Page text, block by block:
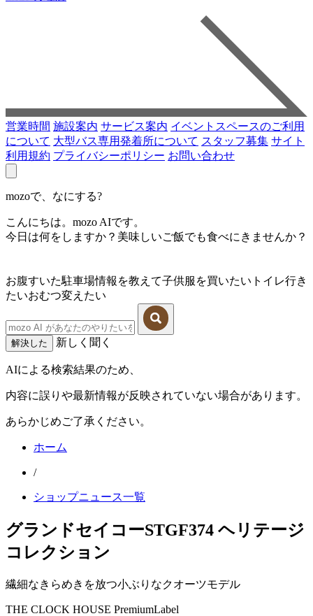
営業時間 施設案内 サービス案内 イベントスペースのご利用
について 大型バス専用発着所について スタッフ募集 サイト
利用規約 プライバシーポリシー お問い合わせ
mozoで、なにする?
こんにちは。mozo AIです。
今日は何をしますか？美味しいご飯でも食べにきませんか？
お腹すいた駐車場情報を教えて子供服を買いたい トイレ行き
たいおむつ変えたい
解決した 新しく聞く
AIによる検索結果のため、
内容に誤りや最新情報が反映されていない場合があります。
あらかじめご了承ください。
ホーム
/
ショップニュース一覧
グランドセイコーSTGF374 ヘリテージ
コレクション
繊細なきらめきを放つ小ぶりなクオーツモデル
THE CLOCK HOUSE PremiumLabel